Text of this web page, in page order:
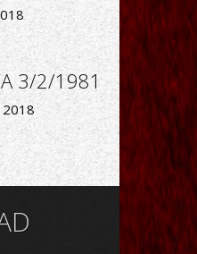
3/2/1981